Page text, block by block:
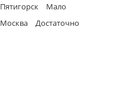
Пятигорск
Мало
Москва
Достаточно